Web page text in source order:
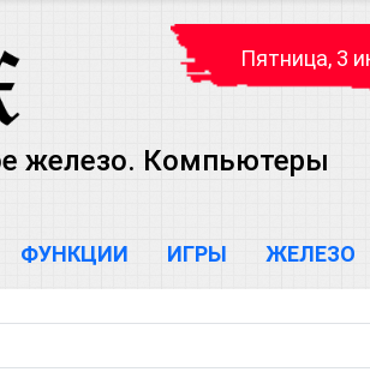
Пятница, 3
железо. Компьютеры
ФУНКЦИИ ИГРЫ ЖЕЛЕЗО